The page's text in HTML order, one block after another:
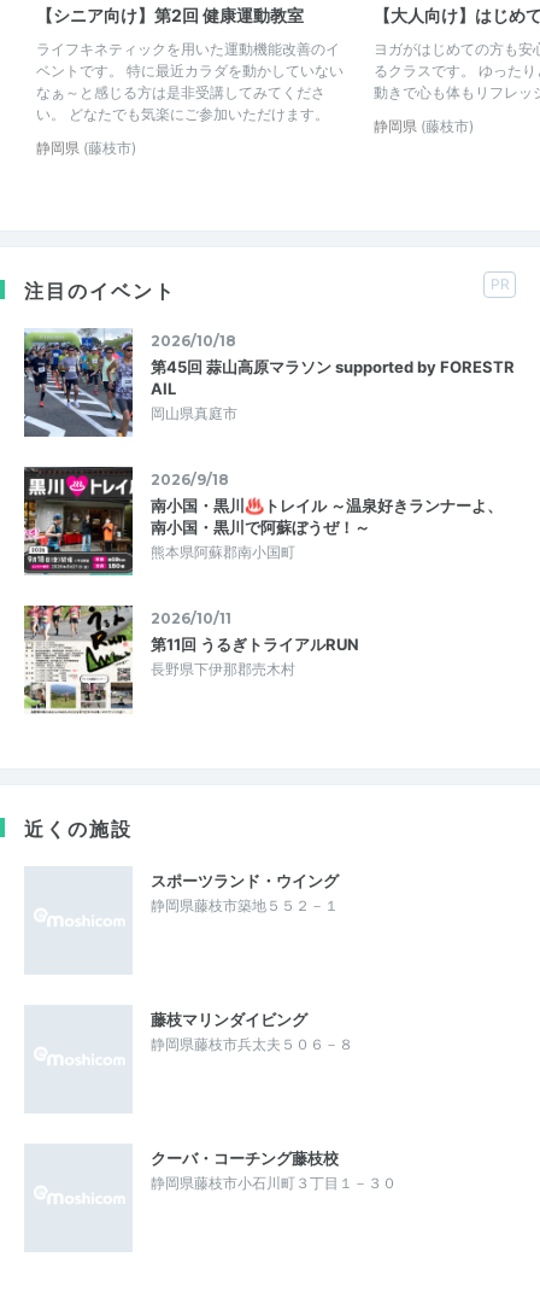
【シニア向け】第2回 健康運動教室
ライフキネティックを用いた運動機能改善のイ
ベントです。 特に最近カラダを動かしていない
なぁ～と感じる方は是非受講してみてくださ
い。 どなたでも気楽にご参加いただけます。
静岡県 (藤枝市)
【大人向け】はじめ
ヨガがはじめての方も安
るクラスです。 ゆった
動きで心も体もリフレッ
静岡県 (藤枝市)
注目のイベント PR
2026/10/18
第45回 蒜山高原マラソン supported by FORESTR
AIL
岡山県真庭市
2026/9/18
南小国・黒川♨トレイル ～温泉好きランナーよ、
南小国・黒川で阿蘇ぼうぜ！～
熊本県阿蘇郡南小国町
2026/10/11
第11回 うるぎトライアルRUN
長野県下伊那郡売木村
近くの施設
スポーツランド・ウイング
静岡県藤枝市築地５５２－１
藤枝マリンダイビング
静岡県藤枝市兵太夫５０６－８
クーバ・コーチング藤枝校
静岡県藤枝市小石川町３丁目１－３０